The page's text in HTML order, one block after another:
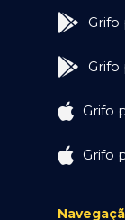
Grifo
Grifo
Grifo
Grifo